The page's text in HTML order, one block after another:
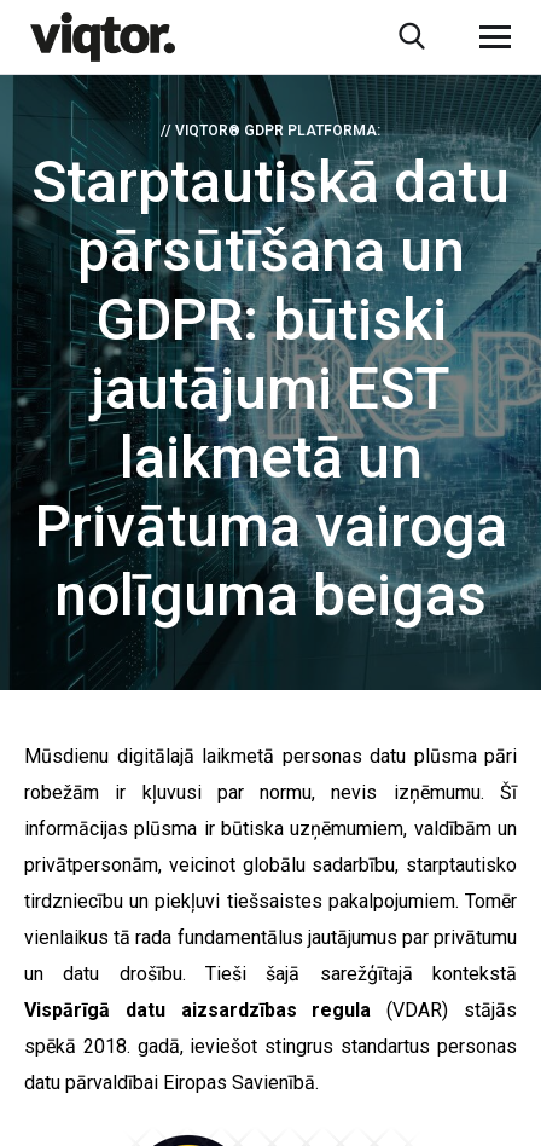
// VIQTOR® GDPR PLATFORMA:
Starptautiskā datu
pārsūtīšana un
GDPR: būtiski
jautājumi EST
laikmetā un
Privātuma vairoga
nolīguma beigas
Mūsdienu digitālajā laikmetā personas datu plūsma pāri
robežām ir kļuvusi par normu, nevis izņēmumu. Šī
informācijas plūsma ir būtiska uzņēmumiem, valdībām un
privātpersonām, veicinot globālu sadarbību, starptautisko
tirdzniecību un piekļuvi tiešsaistes pakalpojumiem. Tomēr
vienlaikus tā rada fundamentālus jautājumus par privātumu
un datu drošību. Tieši šajā sarežģītajā kontekstā
Vispārīgā datu aizsardzības regula(VDAR) stājās
spēkā 2018. gadā, ieviešot stingrus standartus personas
datu pārvaldībai Eiropas Savienībā.